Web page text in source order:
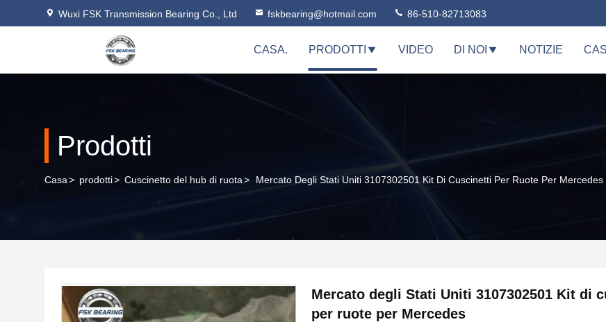
Wuxi FSK Transmission Bearing Co., Ltd fskbearing@hotmail.com 86-510-82713083
CASA. PRODOTTI VIDEO DI NOI NOTIZIE CASI
Prodotti
Casa> prodotti> Cuscinetto del hub di ruota> Mercato Degli Stati Uniti 3107302501 Kit Di Cuscinetti Per Ruote Per Mercedes
Mercato degli Stati Uniti 3107302501 Kit di
per ruote per Mercedes